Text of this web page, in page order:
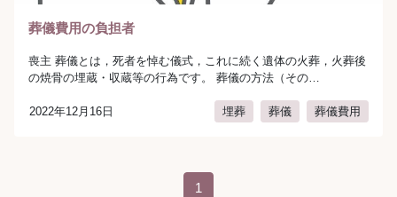
葬儀費用の負担者
喪主 葬儀とは，死者を悼む儀式，これに続く遺体の火葬，火葬後
の焼骨の埋蔵・収蔵等の行為です。 葬儀の方法（その…
2022年12月16日 埋葬 葬儀 葬儀費用
投稿ナビゲーション1